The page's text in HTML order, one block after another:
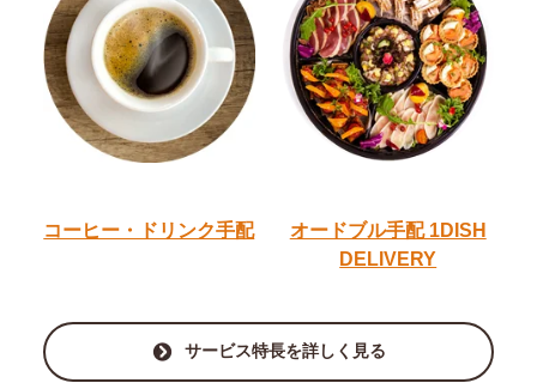
コーヒー・ドリンク手配 オードブル手配1DISH
DELIVERY
サービス特長を詳しく見る